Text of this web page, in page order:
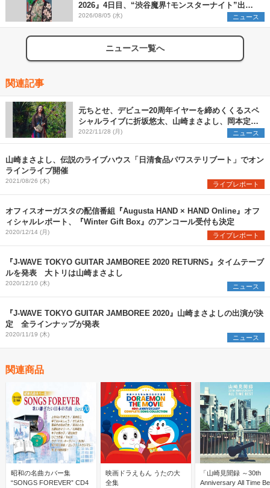
2026』4日目、“渋谷魔界†モンスターナイト”出演6
組を発表
2026/08/05 (水) ニュース
ニュース一覧へ
関連記事
元ちとせ、デビュー20周年イヤーを締めくくるスペ
シャルライブに折坂悠太、山崎まさよし、岡本定義
（COIL）のゲスト出演が決定
2022/11/28 (月) ニュース
山崎まさよし、伝説のライブハウス「日清食品パワステリブート」でオン
ラインライブ開催
2021/08/26 (木) ライブレポート
オフィスオーガスタの配信番組『Augusta HAND × HAND Online』オフ
ィシャルレポート、『Winter Gift Box』のアンコール受付も決定
2020/12/14 (月) ライブレポート
『J-WAVE TOKYO GUITAR JAMBOREE 2020 RETURNS』タイムテーブ
ルを発表 大トリは山崎まさよし
2020/12/10 (木) ニュース
『J-WAVE TOKYO GUITAR JAMBOREE 2020』山崎まさよしの出演が決
定 全ラインナップが発表
2020/11/19 (木) ニュース
関連商品
昭和の名曲カバー集
“SONGS FOREVER” CD4
映画ドラえもん うたの大
全集
「山崎見聞録 ～30th
Anniversary All Time